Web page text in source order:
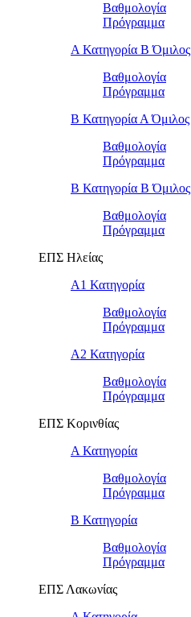
Βαθμολογία
Πρόγραμμα
Α Κατηγορία Β Όμιλος
Βαθμολογία
Πρόγραμμα
Β Κατηγορία Α Όμιλος
Βαθμολογία
Πρόγραμμα
Β Κατηγορία Β Όμιλος
Βαθμολογία
Πρόγραμμα
ΕΠΣ Ηλείας
Α1 Κατηγορία
Βαθμολογία
Πρόγραμμα
Α2 Κατηγορία
Βαθμολογία
Πρόγραμμα
ΕΠΣ Κορινθίας
Α Κατηγορία
Βαθμολογία
Πρόγραμμα
Β Κατηγορία
Βαθμολογία
Πρόγραμμα
ΕΠΣ Λακωνίας